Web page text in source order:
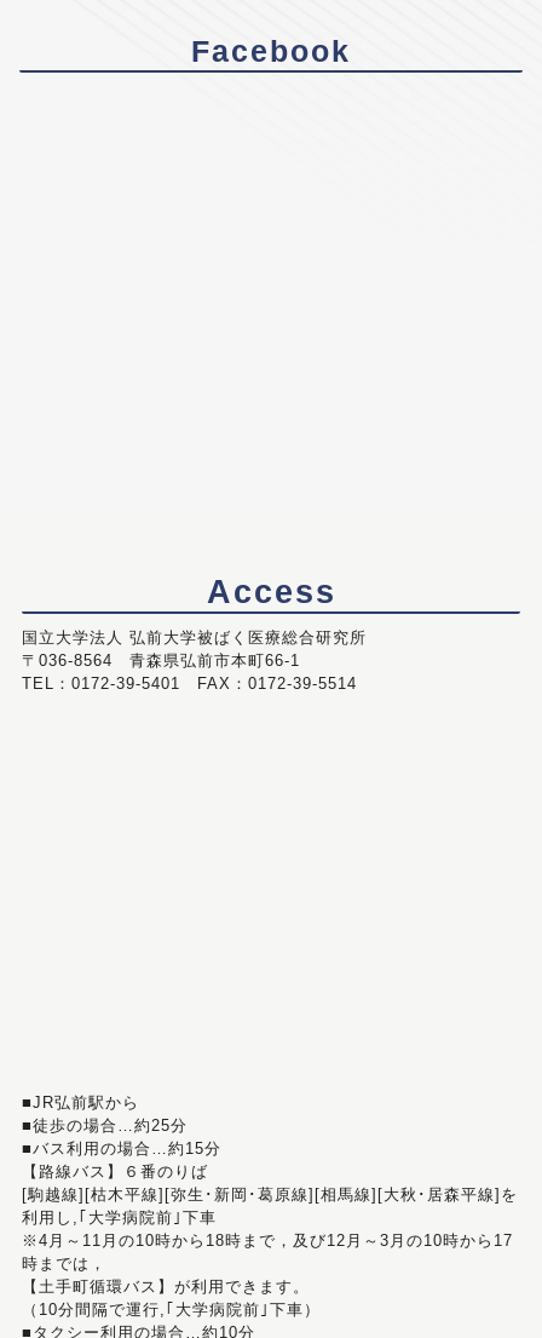
Facebook
Access
国立大学法人 弘前大学被ばく医療総合研究所
〒036-8564 青森県弘前市本町66-1
TEL：0172-39-5401 FAX：0172-39-5514
■JR弘前駅から
■徒歩の場合…約25分
■バス利用の場合…約15分
【路線バス】６番のりば
[駒越線][枯木平線][弥生･新岡･葛原線][相馬線][大秋･居森平線]を
利用し,｢大学病院前｣下車
※4月～11月の10時から18時まで，及び12月～3月の10時から17
時までは，
【土手町循環バス】が利用できます。
（10分間隔で運行,｢大学病院前｣下車）
■タクシー利用の場合…約10分